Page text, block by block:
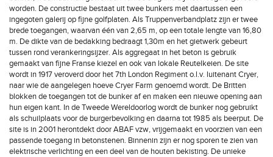
worden. De constructie bestaat uit twee bunkers met daartussen een
ingegoten galerij op fijne golfplaten. Als Truppenverbandplatz zijn er twee
brede toegangen, waarvan één van 2,65 m, op een totale lengte van 16,80
m. De dikte van de bedakking bedraagt 1,30m en het gietwerk gebeurt
tussen rond verankeringsijzer. Als aggregaat in het beton is gebruik
gemaakt van fijne Franse kiezel en ook van lokale Reutelkeien. De site
wordt in 1917 veroverd door het 7th London Regiment o.l.v. luitenant Cryer,
naar wie de aangelegen hoeve Cryer Farm genoemd wordt. De Britten
blokken de toegangen tot de bunker af en maken een nieuwe opening aan
hun eigen kant. In de Tweede Wereldoorlog wordt de bunker nog gebruikt
als schuilplaats voor de burgerbevolking en daarna tot 1985 als beerput. De
site is in 2001 herontdekt door ABAF vzw, vrijgemaakt en voorzien van een
passende toegang in betonstenen. Binnenin zijn er nog sporen te zien van
elektrische verlichting en een deel van de houten bekisting. De unieke